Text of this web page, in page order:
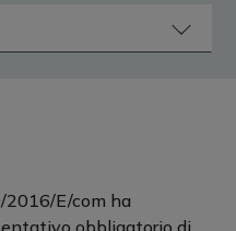
2016/E/com ha
obbligatorio di